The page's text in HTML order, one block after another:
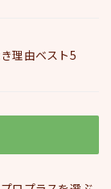
理由ベスト5